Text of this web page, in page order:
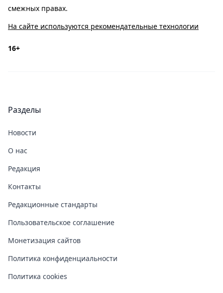
смежных правах.
На сайте используются рекомендательные технологии
16+
Разделы
Новости
О нас
Редакция
Контакты
Редакционные стандарты
Пользовательское соглашение
Монетизация сайтов
Политика конфиденциальности
Политика cookies